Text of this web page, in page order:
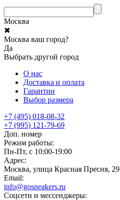
Москва
✖
Москва ваш город?
Да
Выбрать другой город
О нас
Доставка и оплата
Гарантии
Выбор размера
+7 (495) 018-08-32
+7 (995) 121-79-69
Доп. номер
Режим работы:
Пн-Пт, с 10:00-19:00
Адрес:
Москва, улица Красная Пресня, 29
Email:
info@gosneakers.ru
Соцсети и мессенджеры: